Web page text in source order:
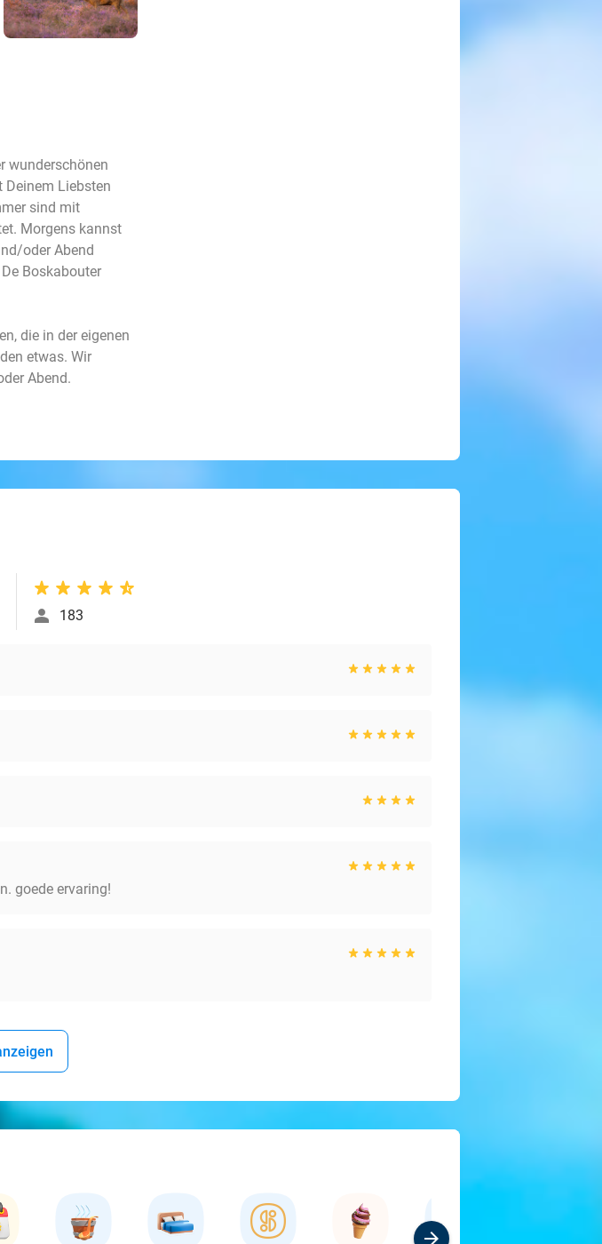
wunderschönen
Deinem Liebsten
sind mit
Morgens kannst
oder Abend
Boskabouter
die in der eigenen
etwas. Wir
Abend.
183
goede ervaring!